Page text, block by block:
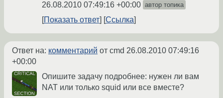
26.08.2010 07:49:16 +00:00 автор топика
Показать ответ Ссылка
Ответ на: комментарий от cmd 26.08.2010 07:49:16
+00:00
Опишите задачу подробнее: нужен ли вам
NAT или только squid или все вместе?